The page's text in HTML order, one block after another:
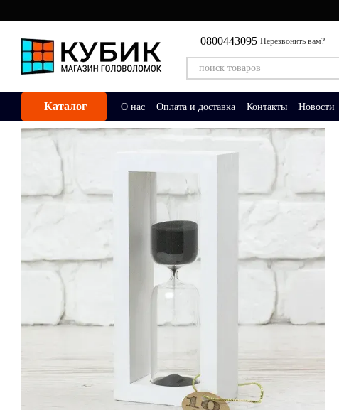
0800443095 Перезвонить вам?
Каталог О нас Оплата и доставка Контакты Новости